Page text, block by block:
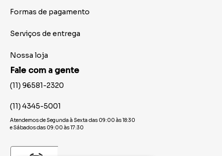
Formas de pagamento
Serviços de entrega
Nossa loja
Fale com a gente
(11) 96581-2320
(11) 4345-5001
Atendemos de Segunda à Sexta das 09:00 às 18:30
e Sábados das 09:00 às 17:30